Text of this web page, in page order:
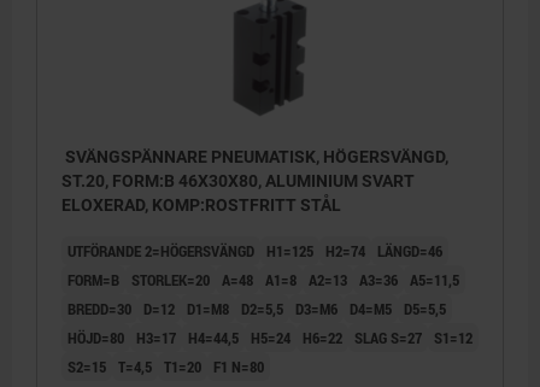
SVÄNGSPÄNNARE PNEUMATISK, HÖGERSVÄNGD,
ST.20, FORM:B 46X30X80, ALUMINIUM SVART
ELOXERAD, KOMP:ROSTFRITT STÅL
UTFÖRANDE 2=HÖGERSVÄNGD H1=125 H2=74
LÄNGD=46
FORM=B
STORLEK=20 A=48 A1=8 A2=13 A3=36
A5=11,5
BREDD=30
D=12 D1=M8 D2=5,5 D3=M6 D4=M5
D5=5,5
HÖJD=80
H3=17 H4=44,5 H5=24 H6=22 SLAG S=27
S1=12
S2=15 T=4,5 T1=20 F1 N=80